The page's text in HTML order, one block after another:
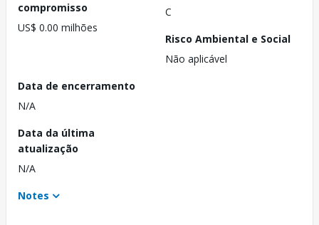
compromisso
US$ 0.00 milhões
C
Risco Ambiental e Social
Não aplicável
Data de encerramento
N/A
Data da última
atualização
N/A
Notes